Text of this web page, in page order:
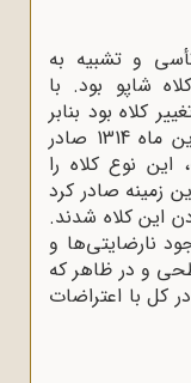
و تشبیه به
‌شاپو بود. با
کلاه بود بنابر
این دستور تغییر کلاه را در اول فروردین ماه 1314 صادر
این نوع کلاه را
زمینه صادر کرد
این کلاه شدند.
نارضایتى‌ها و
و در ظاهر که
کل با اعتراضات